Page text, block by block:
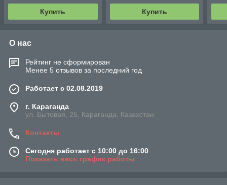
Купить Купить
О нас
Рейтинг не сформирован
Менее 5 отзывов за последний год
Работает с 02.08.2019
г. Караганда
ул. Бытовая, 25, Караганда, Казахстан
Контакты
Сегодня работает с 10:00 до 16:00
Показать весь график работы